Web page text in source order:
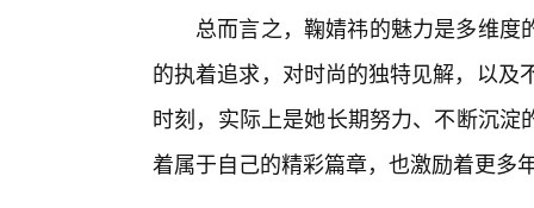
总而言之，鞠婧祎的魅力是多维
的执着追求，对时尚的独特见解，以及
时刻，实际上是她长期努力、不断沉
着属于自己的精彩篇章，也激励着更多